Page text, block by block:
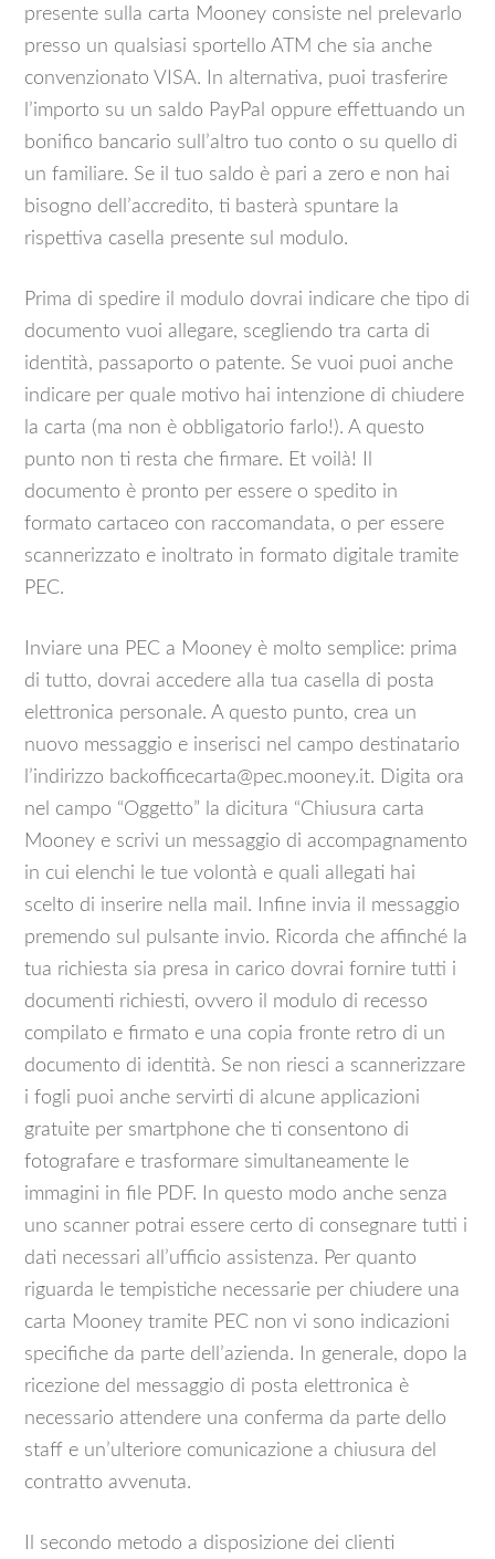
presente sulla carta Mooney consiste nel prelevarlo
presso un qualsiasi sportello ATM che sia anche
convenzionato VISA. In alternativa, puoi trasferire
l’importo su un saldo PayPal oppure effettuando un
bonifico bancario sull’altro tuo conto o su quello di
un familiare. Se il tuo saldo è pari a zero e non hai
bisogno dell’accredito, ti basterà spuntare la
rispettiva casella presente sul modulo.
Prima di spedire il modulo dovrai indicare che tipo di
documento vuoi allegare, scegliendo tra carta di
identità, passaporto o patente. Se vuoi puoi anche
indicare per quale motivo hai intenzione di chiudere
la carta (ma non è obbligatorio farlo!). A questo
punto non ti resta che firmare. Et voilà! Il
documento è pronto per essere o spedito in
formato cartaceo con raccomandata, o per essere
scannerizzato e inoltrato in formato digitale tramite
PEC.
Inviare una PEC a Mooney è molto semplice: prima
di tutto, dovrai accedere alla tua casella di posta
elettronica personale. A questo punto, crea un
nuovo messaggio e inserisci nel campo destinatario
l’indirizzo backofficecarta@pec.mooney.it. Digita ora
nel campo “Oggetto” la dicitura “Chiusura carta
Mooney e scrivi un messaggio di accompagnamento
in cui elenchi le tue volontà e quali allegati hai
scelto di inserire nella mail. Infine invia il messaggio
premendo sul pulsante invio. Ricorda che affinché la
tua richiesta sia presa in carico dovrai fornire tutti i
documenti richiesti, ovvero il modulo di recesso
compilato e firmato e una copia fronte retro di un
documento di identità. Se non riesci a scannerizzare
i fogli puoi anche servirti di alcune applicazioni
gratuite per smartphone che ti consentono di
fotografare e trasformare simultaneamente le
immagini in file PDF. In questo modo anche senza
uno scanner potrai essere certo di consegnare tutti i
dati necessari all’ufficio assistenza. Per quanto
riguarda le tempistiche necessarie per chiudere una
carta Mooney tramite PEC non vi sono indicazioni
specifiche da parte dell’azienda. In generale, dopo la
ricezione del messaggio di posta elettronica è
necessario attendere una conferma da parte dello
staff e un’ulteriore comunicazione a chiusura del
contratto avvenuta.
Il secondo metodo a disposizione dei clienti